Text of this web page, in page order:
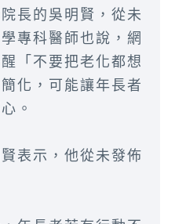
長的吳明賢，從未
專科醫師也說，網
「不要把老化都想
化，可能讓年長者
。
表示，他從未發佈